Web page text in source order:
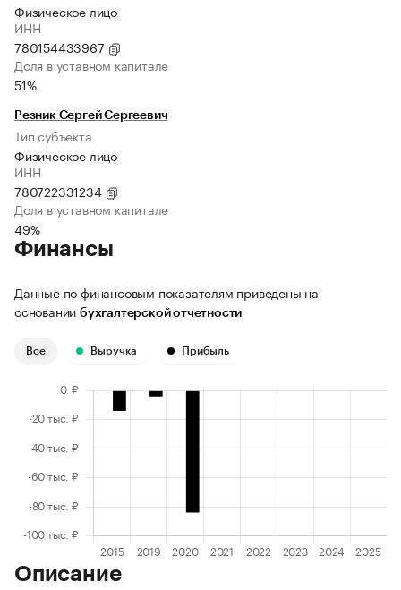
Физическое лицо
ИНН
780154433967
Доля в уставном капитале
51%
Резник Сергей Сергеевич
Тип субъекта
Физическое лицо
ИНН
780722331234
Доля в уставном капитале
49%
Финансы
Данные по финансовым показателям приведены на
основании бухгалтерской отчетности
Все Выручка Прибыль
Описание